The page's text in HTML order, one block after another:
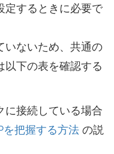
定するときに必要で
いないため、共通の
以下の表を確認する
に接続している場合
把握する方法 の説